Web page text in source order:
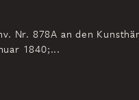
Nr. 878A an den
1840;...